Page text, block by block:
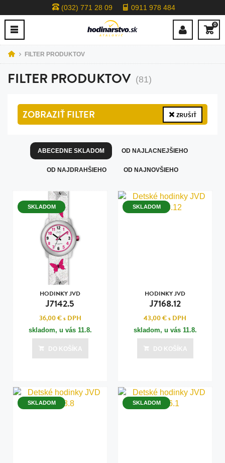
(032) 771 28 09 0911 978 484
0
FILTER PRODUKTOV
FILTER PRODUKTOV (81)
ZOBRAZIŤFILTER ZRUŠIŤ
ABECEDNE SKLADOM OD NAJLACNEJŠIEHO
OD NAJDRAHŠIEHO OD NAJNOVŠIEHO
SKLADOM
HODINKY JVD
J7142.5
36,00 €s DPH
skladom, u vás 11.8.
DO KOŠÍKA
SKLADOM
HODINKY JVD
J7168.12
43,00 €s DPH
skladom, u vás 11.8.
DO KOŠÍKA
SKLADOM SKLADOM